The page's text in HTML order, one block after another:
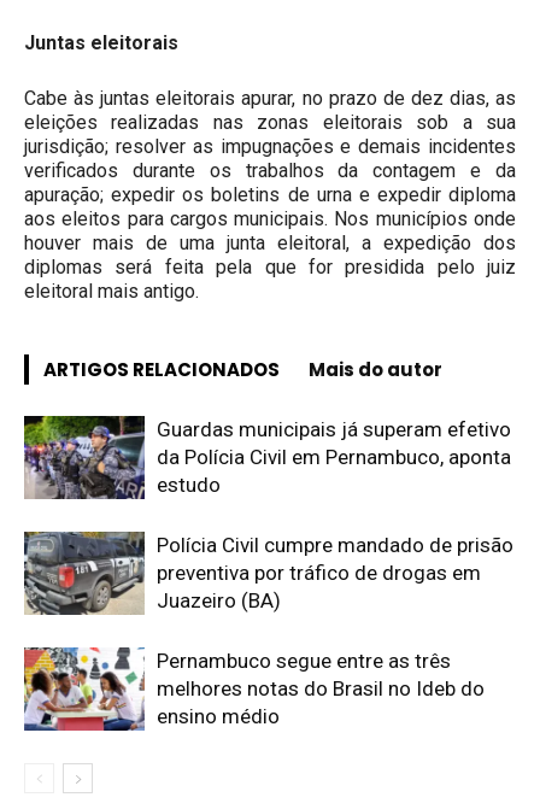
Juntas eleitorais
Cabe às juntas eleitorais apurar, no prazo de dez dias, as
eleições realizadas nas zonas eleitorais sob a sua
jurisdição; resolver as impugnações e demais incidentes
verificados durante os trabalhos da contagem e da
apuração; expedir os boletins de urna e expedir diploma
aos eleitos para cargos municipais. Nos municípios onde
houver mais de uma junta eleitoral, a expedição dos
diplomas será feita pela que for presidida pelo juiz
eleitoral mais antigo.
ARTIGOS RELACIONADOS Mais do autor
Guardas municipais já superam efetivo
da Polícia Civil em Pernambuco, aponta
estudo
Polícia Civil cumpre mandado de prisão
preventiva por tráfico de drogas em
Juazeiro (BA)
Pernambuco segue entre as três
melhores notas do Brasil no Ideb do
ensino médio